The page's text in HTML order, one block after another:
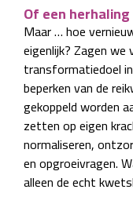
Of een
Maar … hoe
eigenlijk? Zagen
transformatiedoel
beperken van de
gekoppeld worden
zetten op eigen
normaliseren,
en opgroeivragen.
alleen de echt